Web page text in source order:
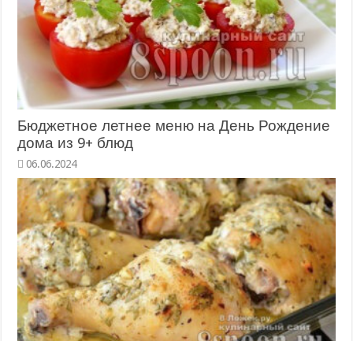
Бюджетное летнее меню на День Рождение
дома из 9+ блюд